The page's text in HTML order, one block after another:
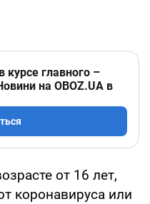
курсе главного –
на OBOZ.UA в
от 16 лет,
коронавируса или